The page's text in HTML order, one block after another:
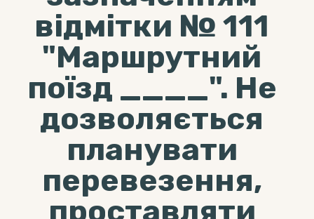
відмітки № 111
"Маршрутний
поїзд ____". Не
дозволяється
планувати
перевезення,
проставляти